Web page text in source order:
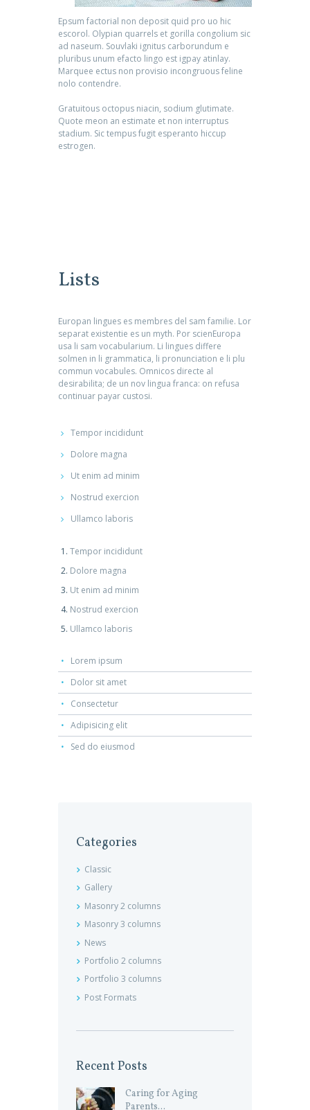
Epsum factorial non deposit quid pro uo hic
escorol. Olypian quarrels et gorilla congolium sic
ad naseum. Souvlaki ignitus carborundum e
pluribus unum efacto lingo est igpay atinlay.
Marquee ectus non provisio incongruous feline
nolo contendre.
Gratuitous octopus niacin, sodium glutimate.
Quote meon an estimate et non interruptus
stadium. Sic tempus fugit esperanto hiccup
estrogen.
Lists
Europan lingues es membres del sam familie. Lor
separat existentie es un myth. Por scienEuropa
usa li sam vocabularium. Li lingues differe
solmen in li grammatica, li pronunciation e li plu
commun vocabules. Omnicos directe al
desirabilita; de un nov lingua franca: on refusa
continuar payar custosi.
Tempor incididunt
Dolore magna
Ut enim ad minim
Nostrud exercion
Ullamco laboris
Tempor incididunt
Dolore magna
Ut enim ad minim
Nostrud exercion
Ullamco laboris
Lorem ipsum
Dolor sit amet
Consectetur
Adipisicing elit
Sed do eiusmod
Categories
Classic
Gallery
Masonry 2 columns
Masonry 3 columns
News
Portfolio 2 columns
Portfolio 3 columns
Post Formats
Recent Posts
Caring for Aging
Parents...